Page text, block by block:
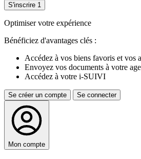
S'inscrire 1
Optimiser votre expérience
Bénéficiez d'avantages clés :
Accédez à vos biens favoris et vos
Envoyez vos documents à votre
Accédez à votre i-SUIVI
Se créer un compte Se connecter
Mon compte